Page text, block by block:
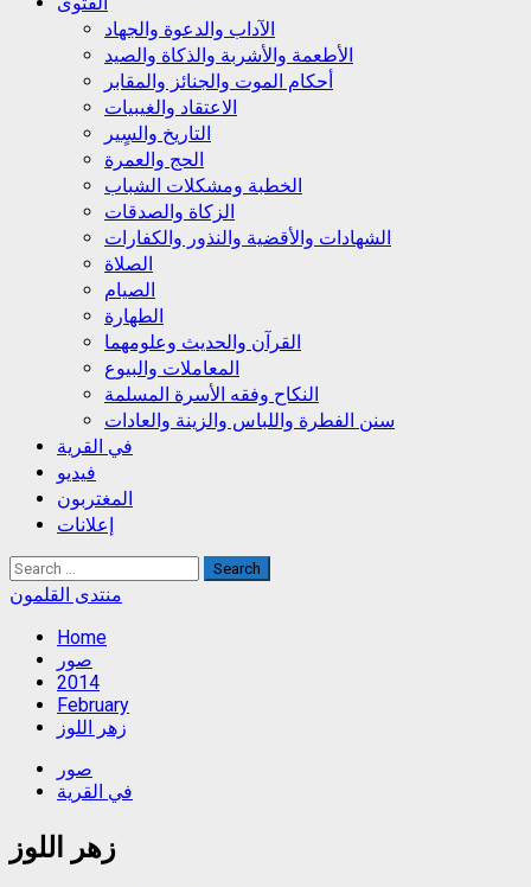
الآداب والدعوة والجهاد
الأطعمة والأشربة والذكاة والصيد
أحكام الموت والجنائز والمقابر
الاعتقاد والغيبيات
التاريخ والسٍير
الحج والعمرة
الخطبة ومشكلات الشباب
الزكاة والصدقات
الشهادات والأقضية والنذور والكفارات
الصلاة
الصيام
الطهارة
القرآن والحديث وعلومهما
المعاملات والبيوع
النكاح وفقه الأسرة المسلمة
سنن الفطرة واللباس والزينة والعادات
في القرية
فيديو
المغتربون
إعلانات
Search
for:
منتدى القلمون
Home
صور
2014
February
زهر اللوز
صور
في القرية
زهر اللوز